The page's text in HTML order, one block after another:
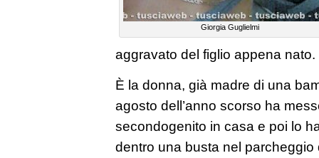
Giorgia Guglielmi
aggravato del figlio appena nato.
È la donna, già madre di una
agosto dell’anno scorso ha
secondogenito in casa e poi lo
dentro una busta nel parcheggio